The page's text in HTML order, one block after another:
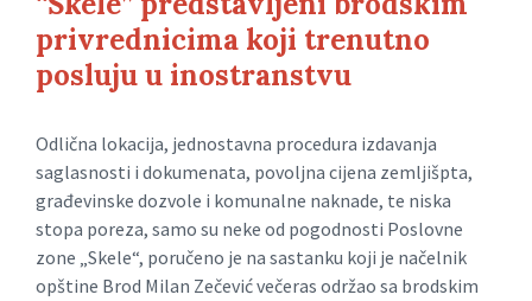
privrednicima koji trenutno
posluju u inostranstvu
Odlična lokacija, jednostavna procedura izdavanja
saglasnosti i dokumenata, povoljna cijena zemljišpta,
građevinske dozvole i komunalne naknade, te niska
stopa poreza, samo su neke od pogodnosti Poslovne
zone „Skele“, poručeno je na sastanku koji je načelnik
opštine Brod Milan Zečević večeras održao sa brodskim